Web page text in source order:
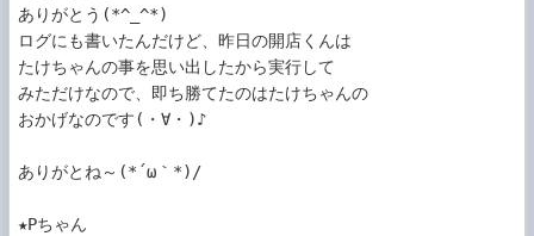
ありがとう(*^_^*)
ログにも書いたんだけど、昨日の開店くんは
たけちゃんの事を思い出したから実行して
みただけなので、即ち勝てたのはたけちゃんの
おかげなのです(・∀・)♪
ありがとね～(*´ω｀*)/
★Pちゃん